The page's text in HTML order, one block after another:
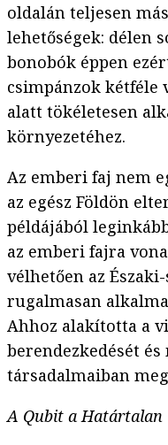
oldalán teljesen
lehetőségek: délen
bonobók éppen
csimpánzok
alatt tökéletesen
környezetéhez.
Az emberi faj nem
az egész Földön
példájából
az emberi fajra
vélhetően az
rugalmasan
Ahhoz alakította a
berendezkedését
társadalmaiban
A Qubit a Határtalan